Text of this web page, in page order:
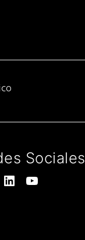
Sociales
LinkedInYouTube